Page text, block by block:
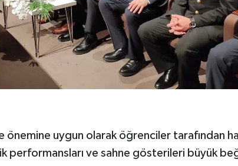
önemine uygun olarak öğrenciler tarafından
performansları ve sahne gösterileri büyük